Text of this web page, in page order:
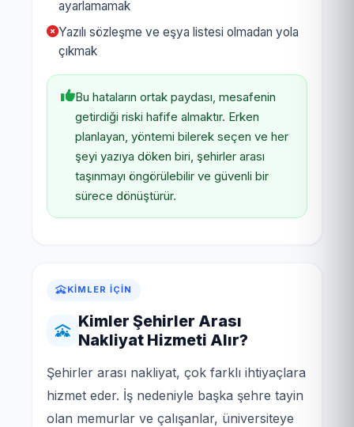
ayarlamamak
Yazılı sözleşme ve eşya listesi olmadan yola
çıkmak
Bu hataların ortak paydası, mesafenin
getirdiği riski hafife almaktır. Erken
planlayan, yöntemi bilerek seçen ve her
şeyi yazıya döken biri, şehirler arası
taşınmayı öngörülebilir ve güvenli bir
sürece dönüştürür.
KIMLER İÇIN
Kimler Şehirler Arası
Nakliyat Hizmeti Alır?
Şehirler arası nakliyat, çok farklı ihtiyaçlara
hizmet eder. İş nedeniyle başka şehre tayin
olan memurlar ve çalışanlar, üniversiteye